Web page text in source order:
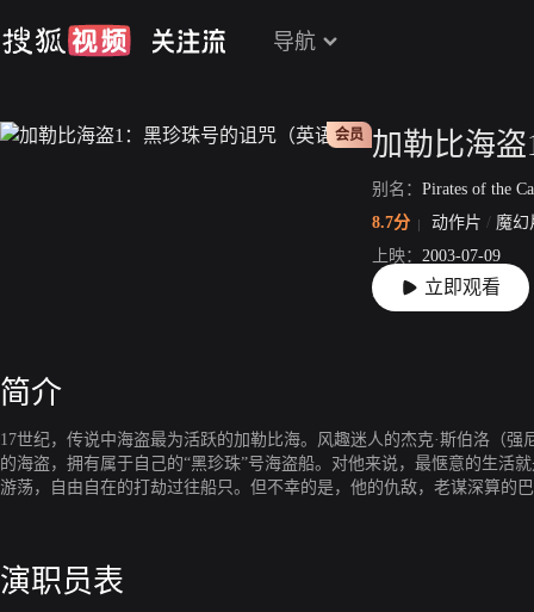
导航
会员
别名： Pirates of the Caribbean:
8.7分
动作片 / 魔幻
上映： 2003-07-09
片长： 137分22秒
立即观看
简介
17世纪，传说中海盗最为活跃的加勒比海。风趣迷人的杰克·斯伯洛（强
的海盗，拥有属于自己的“黑珍珠”号海盗船。对他来说，最惬意的生活
游荡，自由自在的打劫过往船只。但不幸的是，他的仇敌，老谋深算的
想方设法救出了狱中的船长杰克，偷来英国皇家舰队最快的“拦截号“军
演职员表